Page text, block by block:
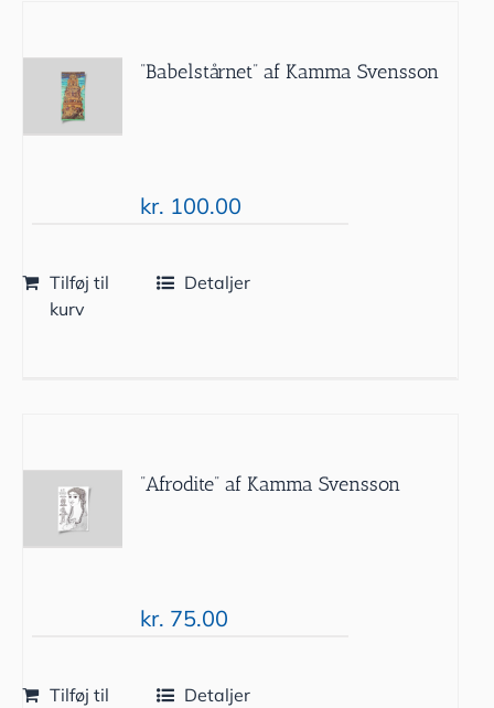
”Babelstårnet” af Kamma Svensson
kr. 100.00
Tilføj til
kurv
Detaljer
”Afrodite” af Kamma Svensson
kr. 75.00
Tilføj til
Detaljer